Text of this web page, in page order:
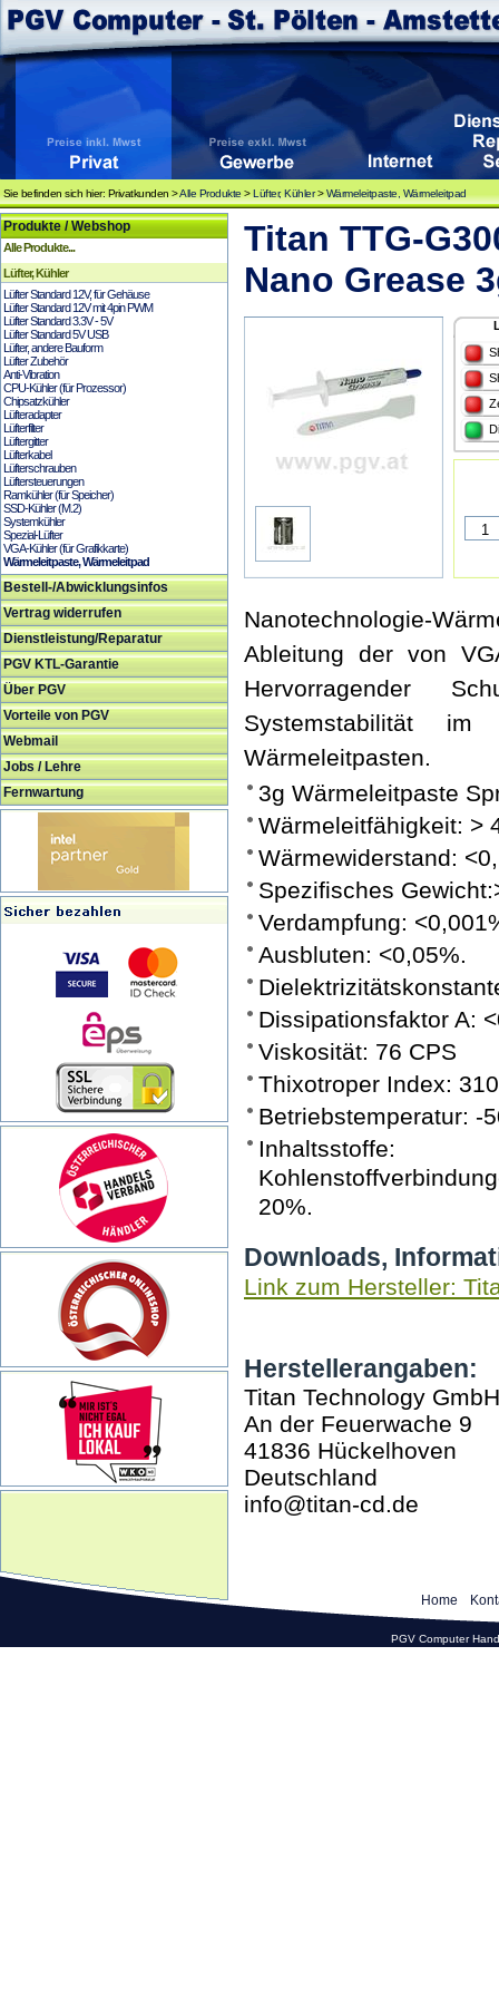
Sie befinden sich hier: Privatkunden >Alle Produkte >Lüfter, Kühler>Wärmeleitpaste, Wärmeleitpad
Produkte / Webshop
Alle Produkte...
Lüfter, Kühler
Lüfter Standard 12V, für Gehäuse
Lüfter Standard 12V mit 4pin PWM
Lüfter Standard 3.3V - 5V
Lüfter Standard 5V USB
Lüfter, andere Bauform
Lüfter Zubehör
Anti-Vibration
CPU-Kühler (für Prozessor)
Chipsatzkühler
Lüfteradapter
Lüfterfilter
Lüftergitter
Lüfterkabel
Lüfterschrauben
Lüftersteuerungen
Ramkühler (für Speicher)
SSD-Kühler (M.2)
Systemkühler
Spezial-Lüfter
VGA-Kühler (für Grafikkarte)
Wärmeleitpaste, Wärmeleitpad
Bestell-/Abwicklungsinfos
Vertrag widerrufen
Dienstleistung/Reparatur
PGV KTL-Garantie
Über PGV
Vorteile von PGV
Webmail
Jobs / Lehre
Fernwartung
Titan TTG-
Nano Grease
Nanotechnologie-
Ableitung der von
Hervorragender
Systemstabilität
Wärmeleitpasten.
3g Wärmeleitpaste
Wärmeleitfähigkeit: >
Wärmewiderstand:
Spezifisches
Verdampfung:
Ausbluten: <0,05%.
Dissipationsfaktor A:
Viskosität: 76 CPS
Thixotroper Index:
Betriebstemperatur: -
Inhaltsstoffe:
20%.
Downloads,
Link zum Hersteller:
Herstellerangaben:
Titan Technology GmbH
An der Feuerwache 9
41836 Hückelhoven
Deutschland
info@titan-cd.de
Home
PGV Computer